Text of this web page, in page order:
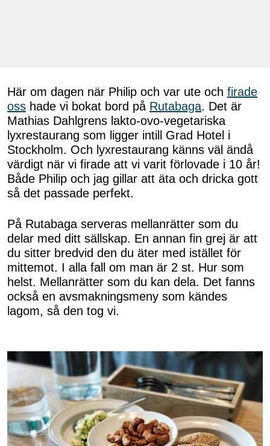
Här om dagen när Philip och var ute och firade
oss hade vi bokat bord på Rutabaga. Det är
Mathias Dahlgrens lakto-ovo-vegetariska
lyxrestaurang som ligger intill Grad Hotel i
Stockholm. Och lyxrestaurang känns väl ändå
värdigt när vi firade att vi varit förlovade i 10 år!
Både Philip och jag gillar att äta och dricka gott
så det passade perfekt.
På Rutabaga serveras mellanrätter som du
delar med ditt sällskap. En annan fin grej är att
du sitter bredvid den du äter med istället för
mittemot. I alla fall om man är 2 st. Hur som
helst. Mellanrätter som du kan dela. Det fanns
också en avsmakningsmeny som kändes
lagom, så den tog vi.